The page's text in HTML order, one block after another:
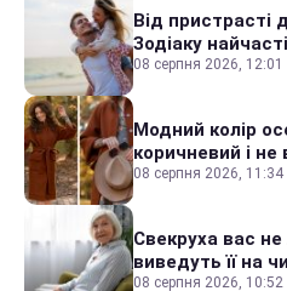
Від пристрасті
Зодіаку
08 серпня 2026, 12:01
Модний колір
коричневий і
08 серпня 2026, 11:34
Свекруха вас
виведуть її на
08 серпня 2026, 10:52